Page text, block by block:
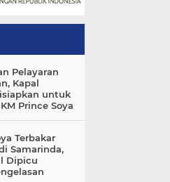
Pelayaran
Kapal
untuk
Prince Soya
Terbakar
Samarinda,
Dipicu